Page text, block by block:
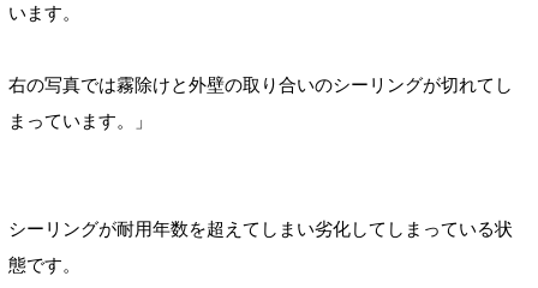
います。
右の写真では霧除けと外壁の取り合いのシーリングが切れてし
まっています。」
シーリングが耐用年数を超えてしまい劣化してしまっている状
態です。